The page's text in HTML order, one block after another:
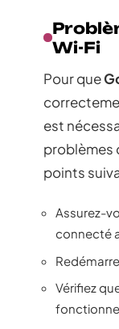
Wi-Fi
Pour que
est
problèmes
points
Assurez-
connecté
Vérifiez